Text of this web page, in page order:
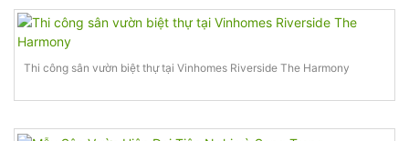
Thi công sân vườn biệt thự tại Vinhomes Riverside The Harmony